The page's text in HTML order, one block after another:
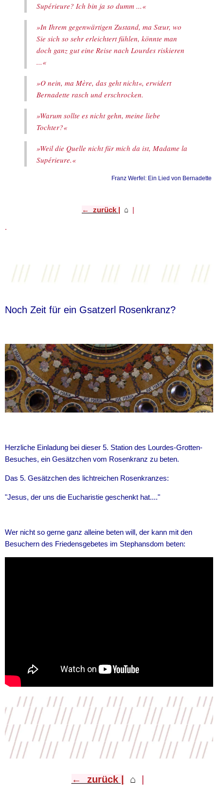
Supérieure? Ich bin ja so dumm ...«
»In Ihrem gegenwärtigen Zustand, ma Sœur, wo
Sie sich so sehr erleichtert fühlen, könnte man
doch ganz gut eine Reise nach Lourdes riskieren
...«
»O nein, ma Mère, das geht nicht«, erwidert
Bernadette rasch und erschrocken.
»Warum sollte es nicht gehn, meine liebe
Tochter?«
»Weil die Quelle nicht für mich da ist, Madame la
Supérieure.«
Franz Werfel: Ein Lied von Bernadette
← zurück | ⌂ ​ |
.
Noch Zeit für ein Gsatzerl Rosenkranz?
Herzliche Einladung bei dieser 5. Station des Lourdes-Grotten-
Besuches, ein Gesätzchen vom Rosenkranz zu beten.
Das 5. Gesätzchen des lichtreichen Rosenkranzes:
"Jesus, der uns die Eucharistie geschenkt hat...."
Wer nicht so gerne ganz alleine beten will, der kann mit den
Besuchern des Friedensgebetes im Stephansdom beten:
← zurück | ⌂